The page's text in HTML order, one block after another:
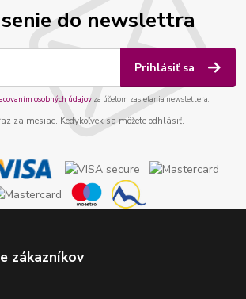
do newslettra
Prihlásiť sa
osobných údajov za účelom zasielania newslettera.
za mesiac. Kedykoľvek sa môžete odhlásiť.
zákazníkov